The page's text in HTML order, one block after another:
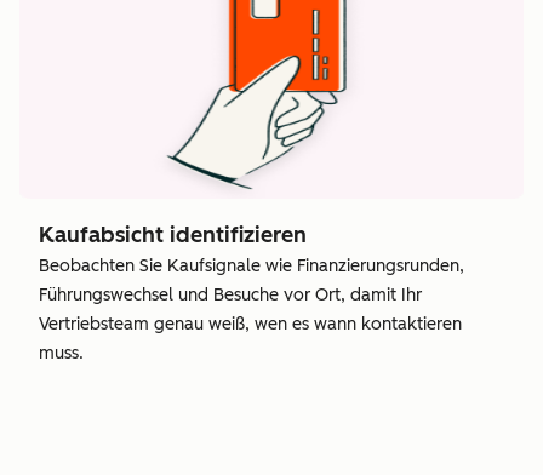
Kaufabsicht identifizieren
Beobachten Sie Kaufsignale wie Finanzierungsrunden,
Führungswechsel und Besuche vor Ort, damit Ihr
Vertriebsteam genau weiß, wen es wann kontaktieren
muss.